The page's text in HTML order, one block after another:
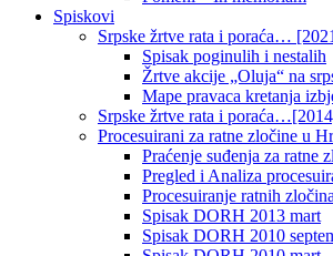
Spiskovi
Srpske žrtve rata i poraća…
Spisak poginulih i nestalih
Žrtve akcije „Oluja“ na
Mape pravaca kretanja
Srpske žrtve rata i
Procesuirani za ratne zločine u
Praćenje suđenja za ratne
Pregled i Analiza
Procesuiranje ratnih
Spisak DORH 2013 mart
Spisak DORH 2010